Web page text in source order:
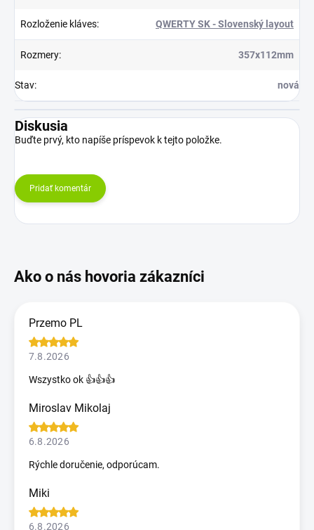
Rozloženie kláves: QWERTY SK - Slovenský layout
Rozmery: 357x112mm
Stav: nová
Diskusia
Buďte prvý, kto napíše príspevok k tejto položke.
Pridať komentár
Przemo PL
7.8.2026
Wszystko ok 👍👍👍
Miroslav Mikolaj
6.8.2026
Rýchle doručenie, odporúcam.
Miki
6.8.2026